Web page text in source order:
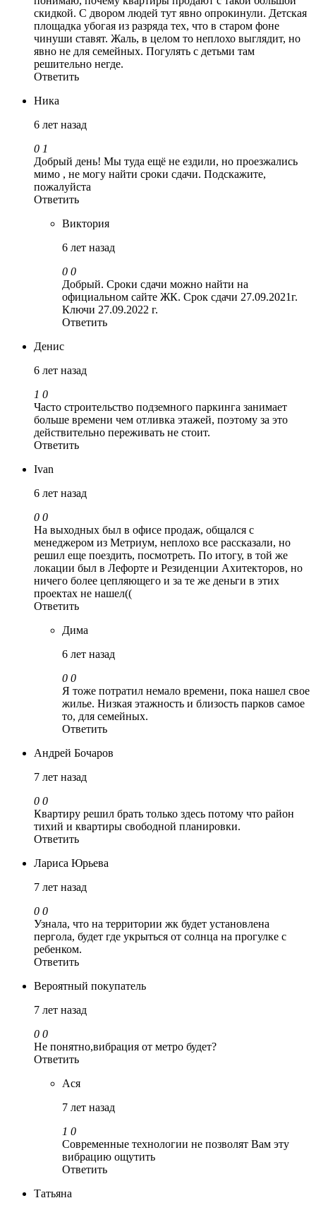
скидкой. С двором людей тут явно опрокинули. Детская
площадка убогая из разряда тех, что в старом фоне
чинуши ставят. Жаль, в целом то неплохо выглядит, но
явно не для семейных. Погулять с детьми там
решительно негде.
Ответить
Ника
6 лет назад
0 1
Добрый день! Мы туда ещё не ездили, но проезжались
мимо , не могу найти сроки сдачи. Подскажите,
пожалуйста
Ответить
Виктория
6 лет назад
0 0
Добрый. Сроки сдачи можно найти на
официальном сайте ЖК. Срок сдачи 27.09.2021г.
Ключи 27.09.2022 г.
Ответить
Денис
6 лет назад
1 0
Часто строительство подземного паркинга занимает
больше времени чем отливка этажей, поэтому за это
действительно переживать не стоит.
Ответить
Ivan
6 лет назад
0 0
На выходных был в офисе продаж, общался с
менеджером из Метриум, неплохо все рассказали, но
решил еще поездить, посмотреть. По итогу, в той же
локации был в Лефорте и Резиденции Ахитекторов, но
ничего более цепляющего и за те же деньги в этих
проектах не нашел((
Ответить
Дима
6 лет назад
0 0
Я тоже потратил немало времени, пока нашел свое
жилье. Низкая этажность и близость парков самое
то, для семейных.
Ответить
Андрей Бочаров
7 лет назад
0 0
Квартиру решил брать только здесь потому что район
тихий и квартиры свободной планировки.
Ответить
Лариса Юрьева
7 лет назад
0 0
Узнала, что на территории жк будет установлена
пергола, будет где укрыться от солнца на прогулке с
ребенком.
Ответить
Вероятный покупатель
7 лет назад
0 0
Не понятно,вибрация от метро будет?
Ответить
Ася
7 лет назад
1 0
Современные технологии не позволят Вам эту
вибрацию ощутить
Ответить
Татьяна